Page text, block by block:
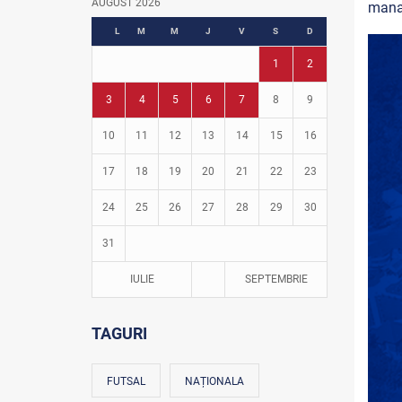
Fotbal în grădinițe
AUGUST 2026
L M M J V S D
1 2
3 4 5 6 7 8 9
10 11 12 13 14 15 16
17 18 19 20 21 22 23
24 25 26 27 28 29 30
31
IULIE SEPTEMBRIE
TAGURI
FUTSAL NAȚIONALA